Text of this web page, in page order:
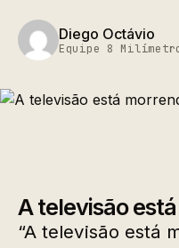
Diego Octávio
Equipe 8
A televisão
“A televisão está